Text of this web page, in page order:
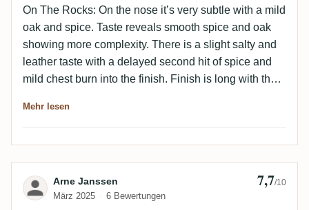
On The Rocks: On the nose it’s very subtle with a mild
oak and spice. Taste reveals smooth spice and oak
showing more complexity. There is a slight salty and
leather taste with a delayed second hit of spice and
mild chest burn into the finish. Finish is long with the
warmth. There is a beautiful Irish whiskey undertones.
Mehr lesen
Bewertung von Arne Janssen
Arne Janssen
März 2025 6 Bewertungen
7,7/10